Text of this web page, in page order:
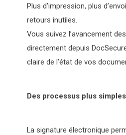
Plus d’impression, plus
retours inutiles.
Vous suivez l’avancement
directement depuis
claire de l’état de vos
Des processus plus simples
La signature électronique